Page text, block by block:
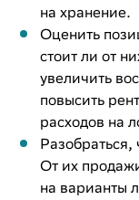
на хранение.
Оценить
стоит ли от
увеличить
повысить
расходов на
Разобраться,
От их
на варианты